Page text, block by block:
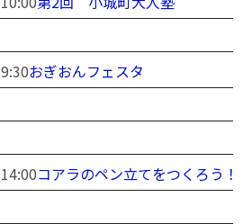
9:30おぎおんフェスタ
14:00コアラのペン立てをつくろう！